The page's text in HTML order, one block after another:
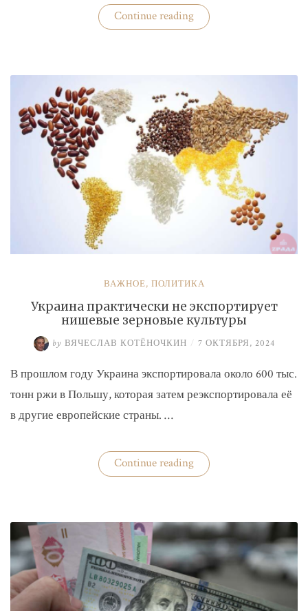
Continue reading«Зайферт
Евгений
федерации
Евгений
Алексеевич»
ВАЖНОЕ, ПОЛИТИКА
Украина практически не экспортирует
нишевые зерновые культуры
by ВЯЧЕСЛАВ КОТЁНОЧКИН / 7 ОКТЯБРЯ, 2024
В прошлом году Украина экспортировала около 600 тыс.
тонн ржи в Польшу, которая затем реэкспортировала её
в другие европейские страны. …
Continue reading«Украина
практически
зерновые
культуры»